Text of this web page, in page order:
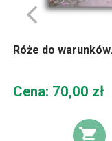
Róże do
Cena
Cena: 70,00 zł